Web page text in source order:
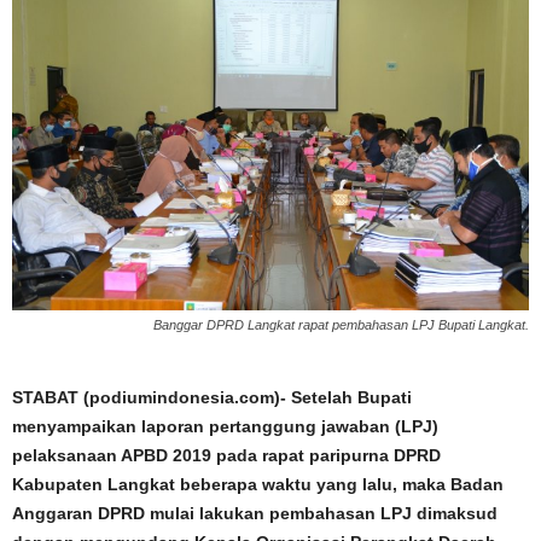
Banggar DPRD Langkat rapat pembahasan LPJ Bupati Langkat.
STABAT (podiumindonesia.com)- Setelah Bupati
menyampaikan laporan pertanggung jawaban (LPJ)
pelaksanaan APBD 2019 pada rapat paripurna DPRD
Kabupaten Langkat beberapa waktu yang lalu, maka Badan
Anggaran DPRD mulai lakukan pembahasan LPJ dimaksud